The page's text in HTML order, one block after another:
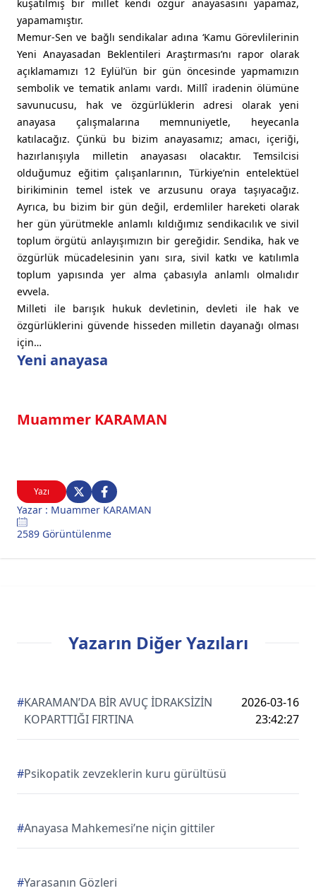
Yazı
Yazar : Muammer KARAMAN
2589 Görüntülenme
Yeni anayasa
Muammer KARAMAN
kuşatılmış bir millet kendi özgür anayasasını yapamaz,
yapamamıştır.
Memur-Sen ve bağlı sendikalar adına ‘Kamu Görevlilerinin
Yeni Anayasadan Beklentileri Araştırması’nı rapor olarak
açıklamamızı 12 Eylül’ün bir gün öncesinde yapmamızın
sembolik ve tematik anlamı vardı. Millî iradenin ölümüne
savunucusu, hak ve özgürlüklerin adresi olarak yeni
anayasa çalışmalarına memnuniyetle, heyecanla
katılacağız. Çünkü bu bizim anayasamız; amacı, içeriği,
hazırlanışıyla milletin anayasası olacaktır. Temsilcisi
olduğumuz eğitim çalışanlarının, Türkiye’nin entelektüel
birikiminin temel istek ve arzusunu oraya taşıyacağız.
Ayrıca, bu bizim bir gün değil, erdemliler hareketi olarak
her gün yürütmekle anlamlı kıldığımız sendikacılık ve sivil
toplum örgütü anlayışımızın bir gereğidir. Sendika, hak ve
özgürlük mücadelesinin yanı sıra, sivil katkı ve katılımla
toplum yapısında yer alma çabasıyla anlamlı olmalıdır
evvela.
Milleti ile barışık hukuk devletinin, devleti ile hak ve
özgürlüklerini güvende hisseden milletin dayanağı olması
için…
Yazarın Diğer Yazıları
#KARAMAN’DA BİR AVUÇ İDRAKSİZİN
KOPARTTIĞI FIRTINA
2026-03-16
23:42:27
#Psikopatik zevzeklerin kuru gürültüsü
#Anayasa Mahkemesi’ne niçin gittiler
#Yarasanın Gözleri